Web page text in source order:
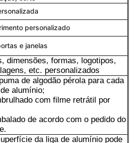
personalizado
e janelas
dimensões, formas, logotipos,
etc. personalizados
de algodão pérola para cada
alumínio;
com filme retrátil por
de acordo com o pedido do
da liga de alumínio pode